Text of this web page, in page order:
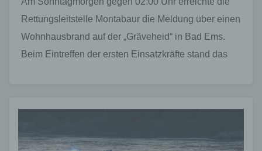
Rettungsleitstelle Montabaur die Meldung über einen
Wohnhausbrand auf der „Gräveheid“ in Bad Ems.
Beim Eintreffen der ersten Einsatzkräfte stand das